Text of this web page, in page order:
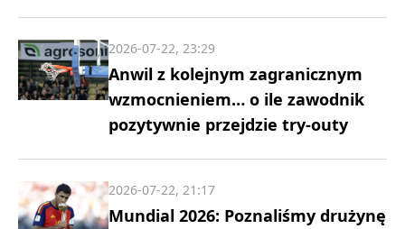
Anwil z kolejnym zagranicznym
wzmocnieniem… o ile zawodnik
pozytywnie przejdzie try-outy
2026-07-22, 23:29
Mundial 2026: Poznaliśmy drużynę
2026-07-22, 21:17